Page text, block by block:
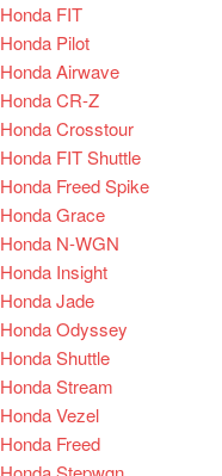
Honda FIT
Honda Pilot
Honda Airwave
Honda CR-Z
Honda Crosstour
Honda FIT Shuttle
Honda Freed Spike
Honda Grace
Honda N-WGN
Honda Insight
Honda Jade
Honda Odyssey
Honda Shuttle
Honda Stream
Honda Vezel
Honda Freed